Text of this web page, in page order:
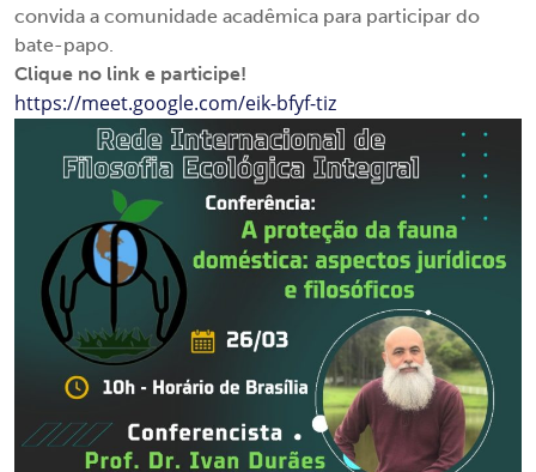
convida a comunidade acadêmica para participar do
bate-papo.
Clique no link e participe!
https://meet.google.com/eik-bfyf-tiz